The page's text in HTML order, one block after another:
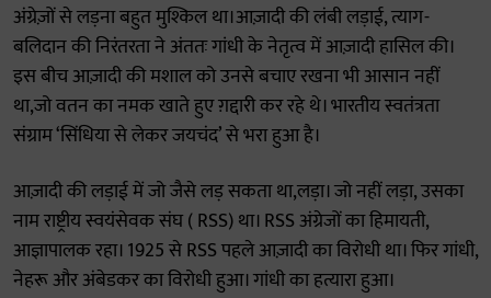
अंग्रेज़ों से लड़ना बहुत मुश्किल था।आज़ादी की लंबी लड़ाई, त्याग-
बलिदान की निरंतरता ने अंततः गांधी के नेतृत्व में आज़ादी हासिल की।
इस बीच आज़ादी की मशाल को उनसे बचाए रखना भी आसान नहीं
था,जो वतन का नमक खाते हुए ग़द्दारी कर रहे थे। भारतीय स्वतंत्रता
संग्राम ‘सिंधिया से लेकर जयचंद’ से भरा हुआ है।
आज़ादी की लड़ाई में जो जैसे लड़ सकता था,लड़ा। जो नहीं लड़ा, उसका
नाम राष्ट्रीय स्वयंसेवक संघ ( RSS) था। RSS अंग्रेजों का हिमायती,
आज्ञापालक रहा। 1925 से RSS पहले आज़ादी का विरोधी था। फिर गांधी,
नेहरू और अंबेडकर का विरोधी हुआ। गांधी का हत्यारा हुआ।